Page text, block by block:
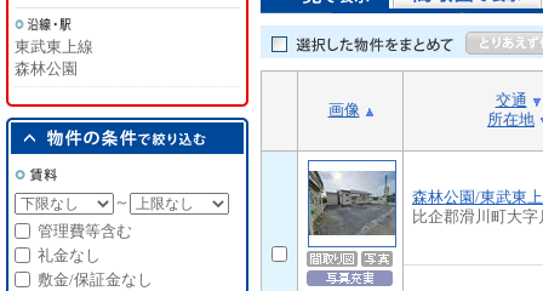
画像
交通
所在地
森林公園/東武東
比企郡滑川町大字
東武東上線
森林公園
～
管理費等含む
礼金なし
敷金/保証金なし